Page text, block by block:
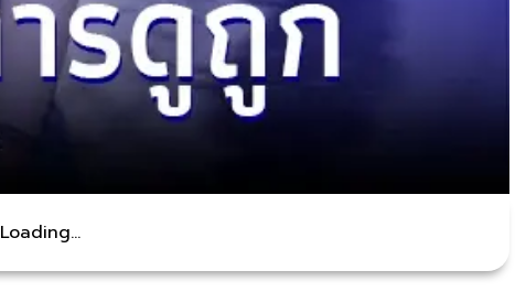
Loading...